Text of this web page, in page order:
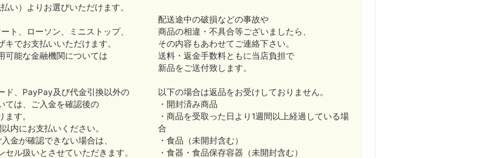
い）よりお選びいただけます。
ト、ローソン、ミニストップ、
キでお支払いいただけます。
可能な金融機関については
ド、PayPay及び代金引換以外の
ては、ご入金を確認後の
ます。
内にお支払いください。
金が確認できない場合は、
セル扱いとさせていただきます。
配送途中の破損などの事故や
商品の相違・不具合等ございましたら、
その内容もあわせてご連絡下さい。
送料・返金手数料ともに当店負担で
新品をご送付致します。
以下の場合は返品をお受けしておりません。
・開封済み商品
・商品を受取った日より1週間以上経過している場
合
・食品（未開封含む）
・食器・食品保存容器（未開封含む）